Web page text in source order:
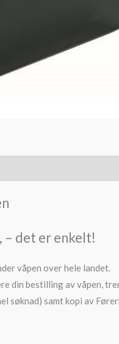
– det er enkelt!
våpen over hele landet.
din bestilling av våpen,
søknad) samt kopi av